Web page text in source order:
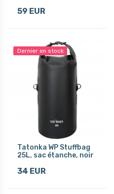
59 EUR
Dernier en stock
Tatonka WP Stuffbag
25L, sac étanche, noir
34 EUR